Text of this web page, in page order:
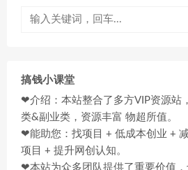
搞钱小课堂
❤介绍：本站整合了多方VIP资源站
类&副业类，资源丰富 物超所值。
❤能助您：找项目 + 低成本创业 +
项目 + 提升网创认知。
❤本站为众多团队提供了重要价值